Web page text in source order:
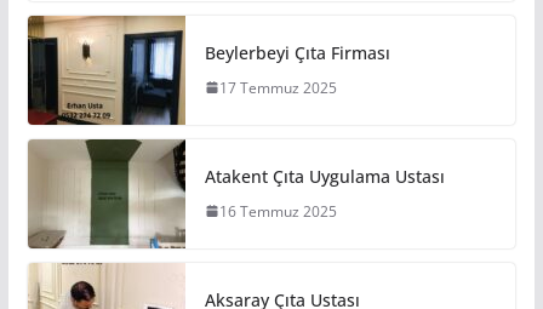
Beylerbeyi Çıta Firması
17 Temmuz 2025
Atakent Çıta Uygulama Ustası
16 Temmuz 2025
Aksaray Çıta Ustası